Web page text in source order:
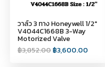
วาล์ว 3 ทาง Honeywell 1/2"
V4044C1668B 3-Way
Motorized Valve
฿3,852.00฿3,600.00